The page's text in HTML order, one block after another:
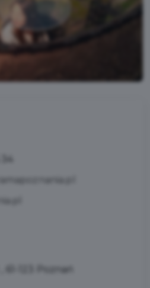
61-123 Poznań